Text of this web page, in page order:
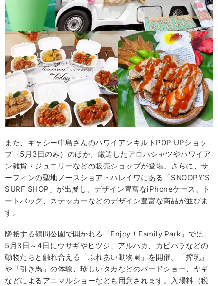
また、キャシー中島さんのハワイアンキルトPOP UPショッ
プ（5月3日のみ）のほか、厳選したアロハシャツやハワイア
ン雑貨・ジュエリーなどの販売ショップが登場。さらに、サ
ーフィンの聖地ノースショア・ハレイワにある「SNOOPY’S
SURF SHOP」が出展し、デザイン豊富なiPhoneケース、ト
ートバッグ、ステッカーなどのデザイン豊富な商品が並びま
す。
隣接する鶴間公園で開かれる「Enjoy！Family Park」では、
5月3日～4日にウサギやヒツジ、アルパカ、カピバラなどの
動物たちと触れ合える「ふれあい動物園」を開催。「搾乳」
や「引き馬」の体験、珍しいタカなどのバードショー、ヤギ
などによるアニマルショーなども用意されます。入場料（税